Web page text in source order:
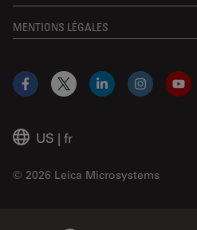
MENTIONS LÉGALES
US | fr
© 2026 Leica Microsystems
Facebook
X LinkedInInstagram